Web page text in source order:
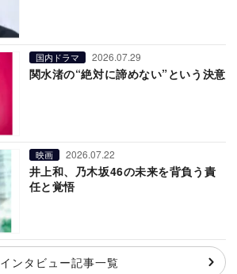
国内ドラマ 2026.07.29
関水渚の“絶対に諦めない”という決意
映画 2026.07.22
井上和、乃木坂46の未来を背負う責
任と覚悟
インタビュー記事一覧